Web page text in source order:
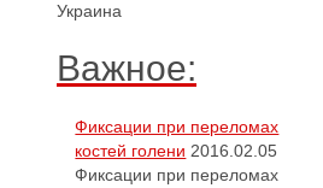
Украина
Важное:
Фиксации при переломах
костей голени 2016.02.05
Фиксации при переломах